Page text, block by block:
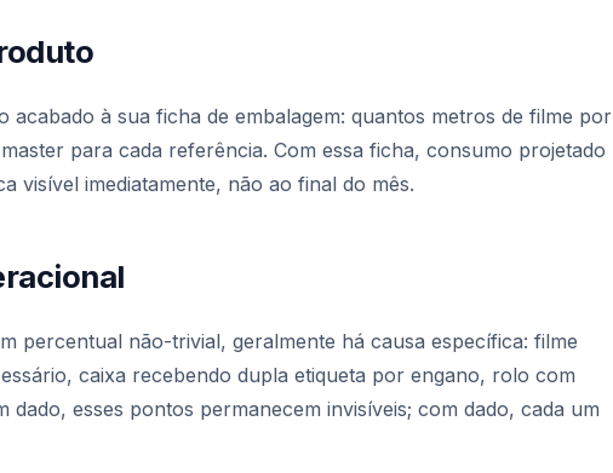
à sua ficha de embalagem: quantos metros de filme por
para cada referência. Com essa ficha, consumo projetado
imediatamente, não ao final do mês.
percentual não-trivial, geralmente há causa específica: filme
caixa recebendo dupla etiqueta por engano, rolo com
esses pontos permanecem invisíveis; com dado, cada um